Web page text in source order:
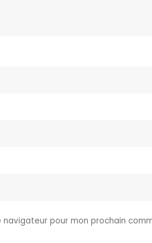
pour mon prochain